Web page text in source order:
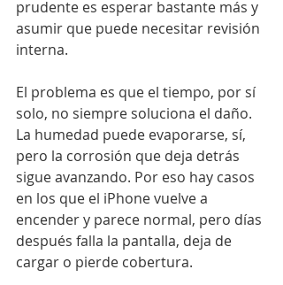
prudente es esperar bastante más y
asumir que puede necesitar revisión
interna.
El problema es que el tiempo, por sí
solo, no siempre soluciona el daño.
La humedad puede evaporarse, sí,
pero la corrosión que deja detrás
sigue avanzando. Por eso hay casos
en los que el iPhone vuelve a
encender y parece normal, pero días
después falla la pantalla, deja de
cargar o pierde cobertura.